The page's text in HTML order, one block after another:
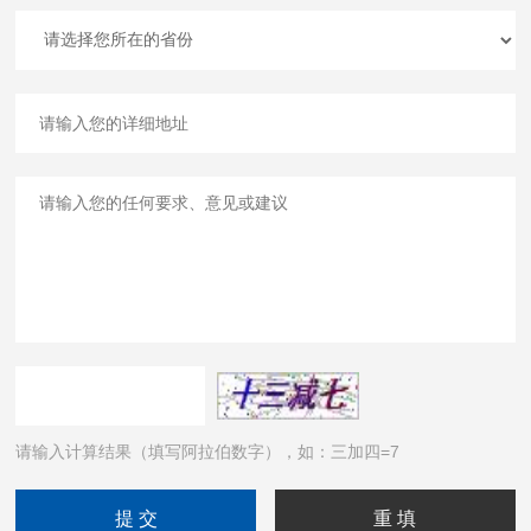
请输入计算结果（填写阿拉伯数字），如：三加四=7